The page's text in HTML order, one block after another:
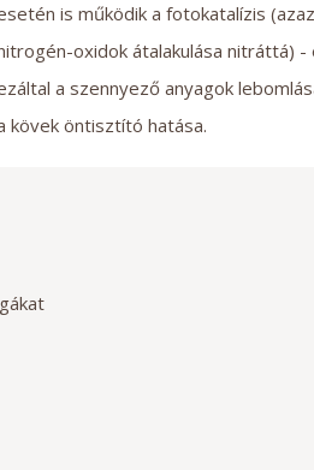
is működik a fotokatalízis
oxidok átalakulása nitráttá) -
a szennyező anyagok
kövek öntisztító hatása.